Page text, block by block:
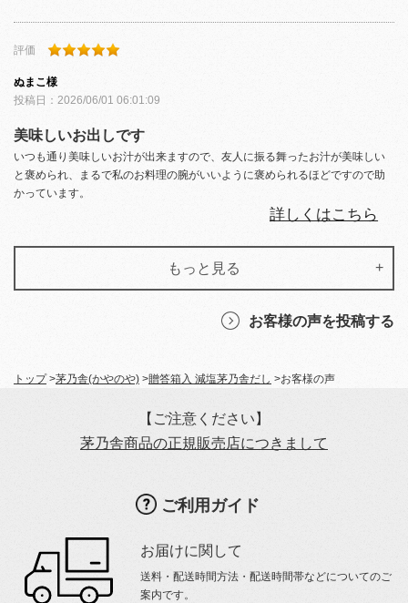
評価
ぬまこ 様
投稿日： 2026/06/01 06:01:09
美味しいお出しです
いつも通り美味しいお汁が出来ますので、友人に振る舞ったお汁が美味しい
と褒められ、まるで私のお料理の腕がいいように褒められるほどですので助
かっています。
詳しくはこちら
もっと見る
お客様の声を投稿する
トップ>茅乃舎(かやのや) >贈答箱入 減塩茅乃舎だし >お客様の声
【ご注意ください】
茅乃舎商品の正規販売店につきまして
ご利用ガイド
お届けに関して
送料・配送時間方法・配送時間帯などについてのご
案内です。